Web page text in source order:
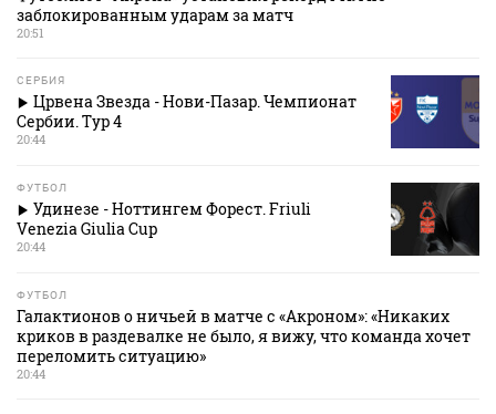
заблокированным ударам за матч
20:51
СЕРБИЯ
Црвена Звезда - Нови-Пазар. Чемпионат
Сербии. Тур 4
20:44
ФУТБОЛ
Удинезе - Ноттингем Форест. Friuli
Venezia Giulia Cup
20:44
ФУТБОЛ
Галактионов о ничьей в матче с «Акроном»: «Никаких
криков в раздевалке не было, я вижу, что команда хочет
переломить ситуацию»
20:44